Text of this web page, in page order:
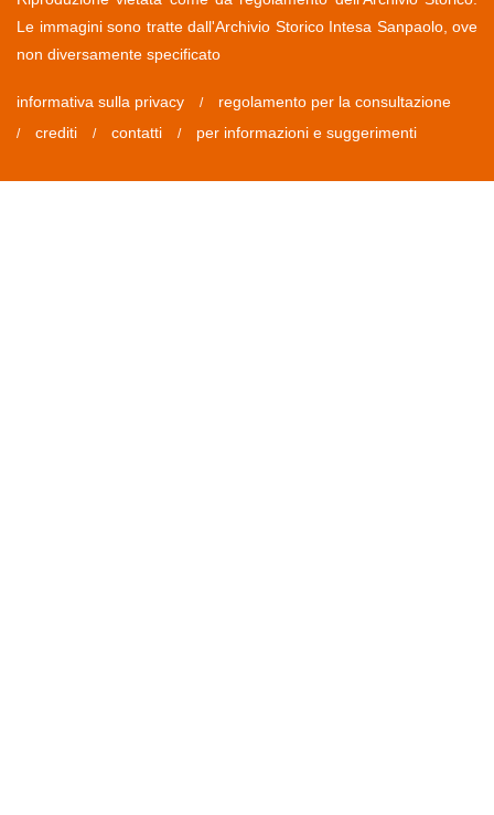
Le immagini sono tratte dall'Archivio Storico Intesa Sanpaolo, ove
non diversamente specificato
informativa sulla privacy / regolamento per la consultazione
/ crediti / contatti / per informazioni e suggerimenti